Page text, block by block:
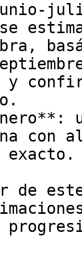
y
con
de